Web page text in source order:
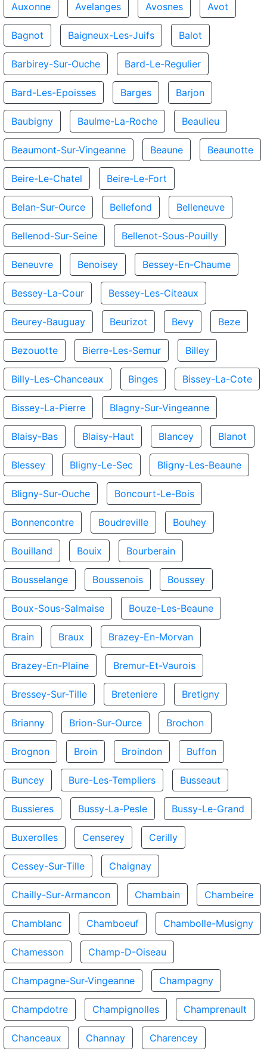
Auxonne Avelanges Avosnes Avot
Bagnot Baigneux-Les-Juifs Balot
Barbirey-Sur-Ouche Bard-Le-Regulier
Bard-Les-Epoisses Barges Barjon
Baubigny Baulme-La-Roche Beaulieu
Beaumont-Sur-Vingeanne Beaune Beaunotte
Beire-Le-Chatel Beire-Le-Fort
Belan-Sur-Ource Bellefond Belleneuve
Bellenod-Sur-Seine Bellenot-Sous-Pouilly
Beneuvre Benoisey Bessey-En-Chaume
Bessey-La-Cour Bessey-Les-Citeaux
Beurey-Bauguay Beurizot Bevy Beze
Bezouotte Bierre-Les-Semur Billey
Billy-Les-Chanceaux Binges Bissey-La-Cote
Bissey-La-Pierre Blagny-Sur-Vingeanne
Blaisy-Bas Blaisy-Haut Blancey Blanot
Blessey Bligny-Le-Sec Bligny-Les-Beaune
Bligny-Sur-Ouche Boncourt-Le-Bois
Bonnencontre Boudreville Bouhey
Bouilland Bouix Bourberain
Bousselange Boussenois Boussey
Boux-Sous-Salmaise Bouze-Les-Beaune
Brain Braux Brazey-En-Morvan
Brazey-En-Plaine Bremur-Et-Vaurois
Bressey-Sur-Tille Breteniere Bretigny
Brianny Brion-Sur-Ource Brochon
Brognon Broin Broindon Buffon
Buncey Bure-Les-Templiers Busseaut
Bussieres Bussy-La-Pesle Bussy-Le-Grand
Buxerolles Censerey Cerilly
Cessey-Sur-Tille Chaignay
Chailly-Sur-Armancon Chambain Chambeire
Chamblanc Chamboeuf Chambolle-Musigny
Chamesson Champ-D-Oiseau
Champagne-Sur-Vingeanne Champagny
Champdotre Champignolles Champrenault
Chanceaux Channay Charencey